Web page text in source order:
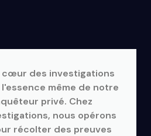
cœur des investigations
même de notre
privé. Chez
nous opérons
récolter des preuves